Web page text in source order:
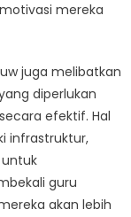
mereka
juga melibatkan
diperlukan
efektif. Hal
infrastruktur,
guru
akan lebih